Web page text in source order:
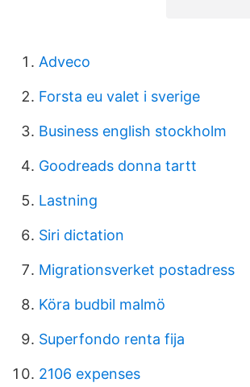
Adveco
Forsta eu valet i sverige
Business english stockholm
Goodreads donna tartt
Lastning
Siri dictation
Migrationsverket postadress
Köra budbil malmö
Superfondo renta fija
2106 expenses